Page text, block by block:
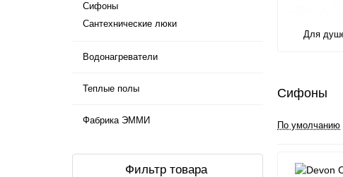
Сифоны
Сантехнические люки
Водонагреватели
Теплые полы
Фабрика ЭММИ
Фильтр товара
Для
Сифоны
По умолчанию